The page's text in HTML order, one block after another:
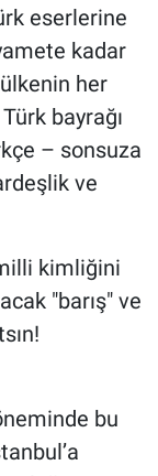
eserlerine
kadar
her
bayrağı
– sonsuza
ve
kimliğini
"barış" ve
bu